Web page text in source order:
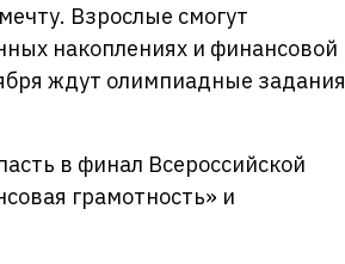
Взрослые смогут
накоплениях и финансовой
ждут олимпиадные задания
в финал Всероссийской
грамотность» и